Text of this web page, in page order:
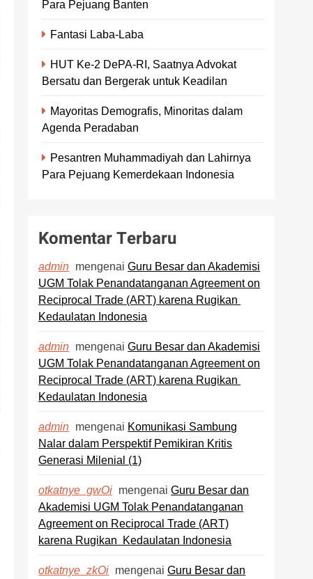
Para Pejuang Banten
Fantasi Laba-Laba
HUT Ke-2 DePA-RI, Saatnya Advokat
Bersatu dan Bergerak untuk Keadilan
Mayoritas Demografis, Minoritas dalam
Agenda Peradaban
Pesantren Muhammadiyah dan Lahirnya
Para Pejuang Kemerdekaan Indonesia
Komentar Terbaru
admin mengenaiGuru Besar dan Akademisi
UGM Tolak Penandatanganan Agreement on
Reciprocal Trade (ART) karena Rugikan
Kedaulatan Indonesia
admin mengenaiGuru Besar dan Akademisi
UGM Tolak Penandatanganan Agreement on
Reciprocal Trade (ART) karena Rugikan
Kedaulatan Indonesia
admin mengenai Komunikasi Sambung
Nalar dalam Perspektif Pemikiran Kritis
Generasi Milenial (1)
otkatnye_gwOi mengenaiGuru Besar dan
Akademisi UGM Tolak Penandatanganan
Agreement on Reciprocal Trade (ART)
karena Rugikan Kedaulatan Indonesia
otkatnye_zkOi mengenaiGuru Besar dan